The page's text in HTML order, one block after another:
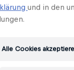
und in den
Alle Cookies